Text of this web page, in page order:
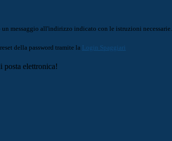
messaggio all'indirizzo indicato con le istruzioni necessarie.
della password tramite la Login Spaggiari
posta elettronica!